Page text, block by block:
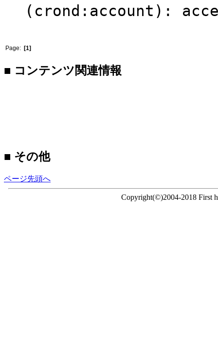
(crond:account):
Page: [1]
■ コンテンツ関連情報
■ その他
ページ先頭へ
Copyright(©)2004-2018 First